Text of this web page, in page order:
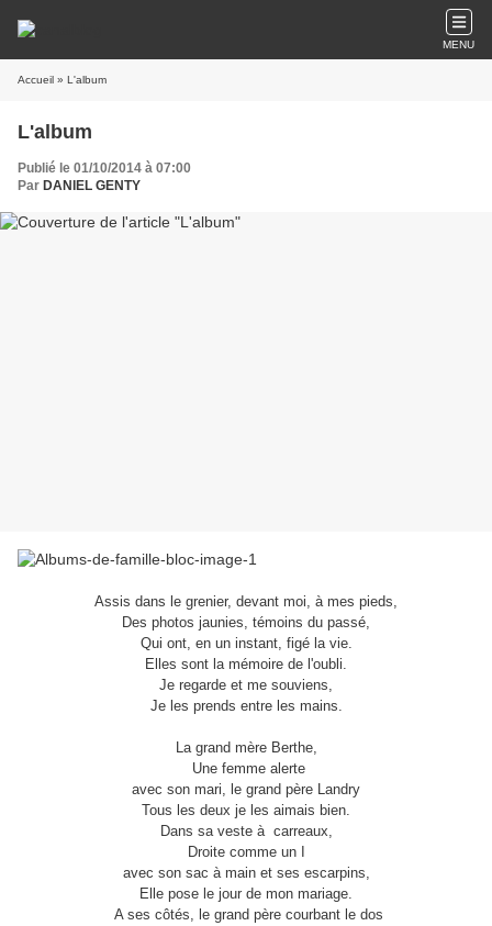
MENU
Accueil » L'album
L'album
Publié le 01/10/2014 à 07:00
Par DANIEL GENTY
Assis dans le grenier, devant moi, à mes pieds,
Des photos jaunies, témoins du passé,
Qui ont, en un instant, figé la vie.
Elles sont la mémoire de l'oubli.
Je regarde et me souviens,
Je les prends entre les mains.
La grand mère Berthe,
Une femme alerte
avec son mari, le grand père Landry
Tous les deux je les aimais bien.
Dans sa veste à carreaux,
Droite comme un I
avec son sac à main et ses escarpins,
Elle pose le jour de mon mariage.
A ses côtés, le grand père courbant le dos